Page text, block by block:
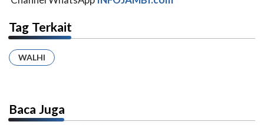
Tag Terkait
WALHI
Baca Juga